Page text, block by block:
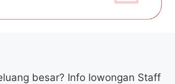
besar? Info lowongan Staff